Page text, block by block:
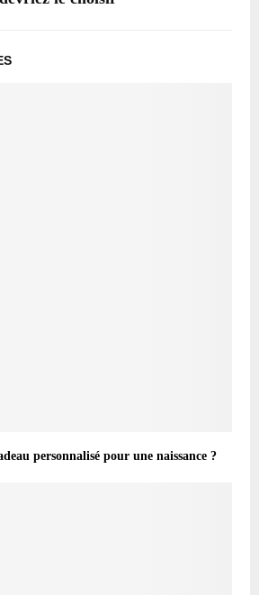
personnalisé pour une naissance ?